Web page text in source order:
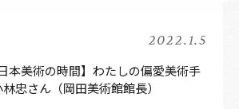
2022.1.5
本美術の時間】わたしの偏愛美術手
忠さん（岡田美術館館長）